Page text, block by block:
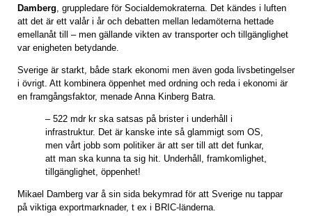
Damberg, gruppledare för Socialdemokraterna. Det kändes i luften
att det är ett valår i år och debatten mellan ledamöterna hettade
emellanåt till – men gällande vikten av transporter och tillgänglighet
var enigheten betydande.
Sverige är starkt, både stark ekonomi men även goda livsbetingelser
i övrigt. Att kombinera öppenhet med ordning och reda i ekonomi är
en framgångsfaktor, menade Anna Kinberg Batra.
– 522 mdr kr ska satsas på brister i underhåll i
infrastruktur. Det är kanske inte så glammigt som OS,
men vårt jobb som politiker är att ser till att det funkar,
att man ska kunna ta sig hit. Underhåll, framkomlighet,
tillgänglighet, öppenhet!
Mikael Damberg var å sin sida bekymrad för att Sverige nu tappar
på viktiga exportmarknader, t ex i BRIC-länderna.